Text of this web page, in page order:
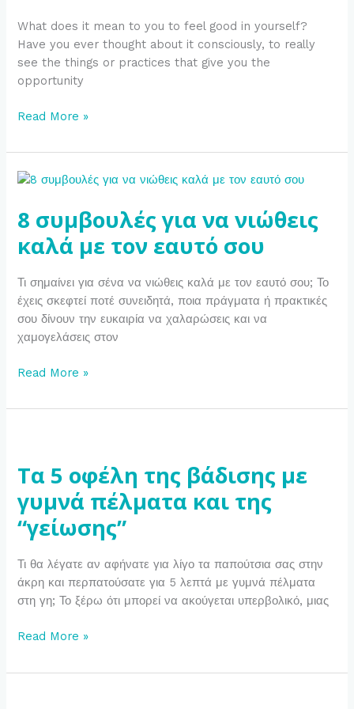
What does it mean to you to feel good in yourself?
Have you ever thought about it consciously, to really
see the things or practices that give you the
opportunity
Yourself
Read More »
8 συμβουλές για να νιώθεις
καλά με τον εαυτό σου
Τι σημαίνει για σένα να νιώθεις καλά με τον εαυτό σου; Το
έχεις σκεφτεί ποτέ συνειδητά, ποια πράγματα ή πρακτικές
σου δίνουν την ευκαιρία να χαλαρώσεις και να
χαμογελάσεις στον
8
για
να
νιώθεις
με
τον
εαυτό
σου
Read More »
Τα 5 οφέλη της βάδισης με
γυμνά πέλματα και της
“γείωσης”
Τι θα λέγατε αν αφήνατε για λίγο τα παπούτσια σας στην
άκρη και περπατούσατε για 5 λεπτά με γυμνά πέλματα
στη γη; Το ξέρω ότι μπορεί να ακούγεται υπερβολικό, μιας
οφέλη
βάδισης
με
γυμνά
πέλματα
και
της
Read More »